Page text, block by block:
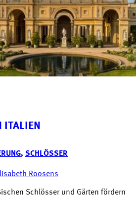
ITALIEN
, SCHLÖSSER
Roosens
Schlösser und Gärten fördern